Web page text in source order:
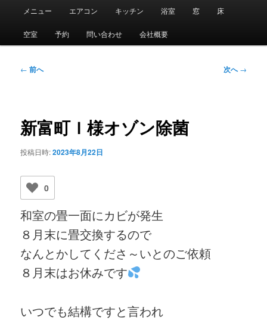
メ
メニュー エアコン キッチン 浴室 窓 床
空室 予約 問い合わせ 会社概要
投
ゲ
ー
ョ
← 前へ 次へ→
新富町Ｉ様オゾン除菌
投稿日時:2023年8月22日
0
和室の畳一面にカビが発生
８月末に畳交換するので
なんとかしてくださ～いとのご依頼
８月末はお休みです
いつでも結構ですと言われ